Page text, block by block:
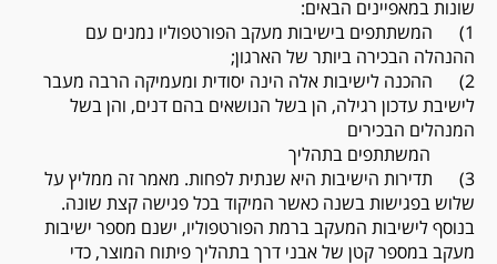
שונות במאפיינים הבאים:
1) המשתתפים בישיבות מעקב הפורטפוליו נמנים עם
ההנהלה הבכירה ביותר של הארגון;
2) ההכנה לישיבות אלה הינה יסודית ומעמיקה הרבה מעבר
לישיבת עדכון רגילה, הן בשל הנושאים בהם דנים, והן בשל
המנהלים הבכירים
המשתתפים בתהליך
3) תדירות הישיבות היא שנתית לפחות. מאמר זה ממליץ על
שלוש בפגישות בשנה כאשר המיקוד בכל פגישה קצת שונה.
בנוסף לישיבות המעקב ברמת הפורטפוליו, ישנם מספר ישיבות
מעקב במספר קטן של אבני דרך בתהליך פיתוח המוצר, כדי